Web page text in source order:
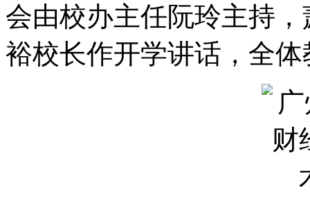
会由校办主任阮玲主持
裕校长作开学讲话，全